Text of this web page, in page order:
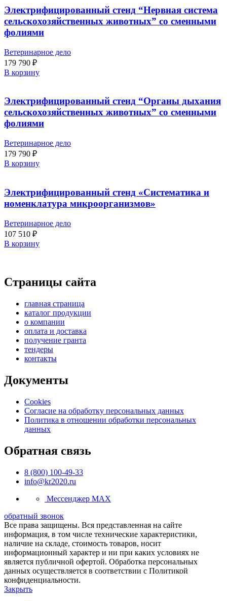
Электрифицированный стенд “Нервная система
сельскохозяйственных животных” со сменными
фолиями
Ветеринарное дело
179 790 ₽
В корзину
Электрифицированный стенд “Органы дыхания
сельскохозяйственных животных” со сменными
фолиями
Ветеринарное дело
179 790 ₽
В корзину
Электрифицированный стенд «Систематика и
номенклатура микроорганизмов»
Ветеринарное дело
107 510 ₽
В корзину
Страницы сайта
главная страница
каталог продукции
о компании
оплата и доставка
получение гранта
тендеры
контакты
Документы
Cookies
Согласие на обработку персональных данных
Политика в отношении обработки персональных
данных
Обратная связь
8 (800) 100-49-33
info@kr2020.ru
Мессенджер MAX
обратный звонок
Все права защищены. Вся представленная на сайте
информация, в том числе технические характеристики,
наличие на складе, стоимость товаров, носит
информационный характер и ни при каких условиях не
является публичной офертой. Обработка персональных
данных осуществляется в соответствии с Политикой
конфиденциальности.
Закрыть